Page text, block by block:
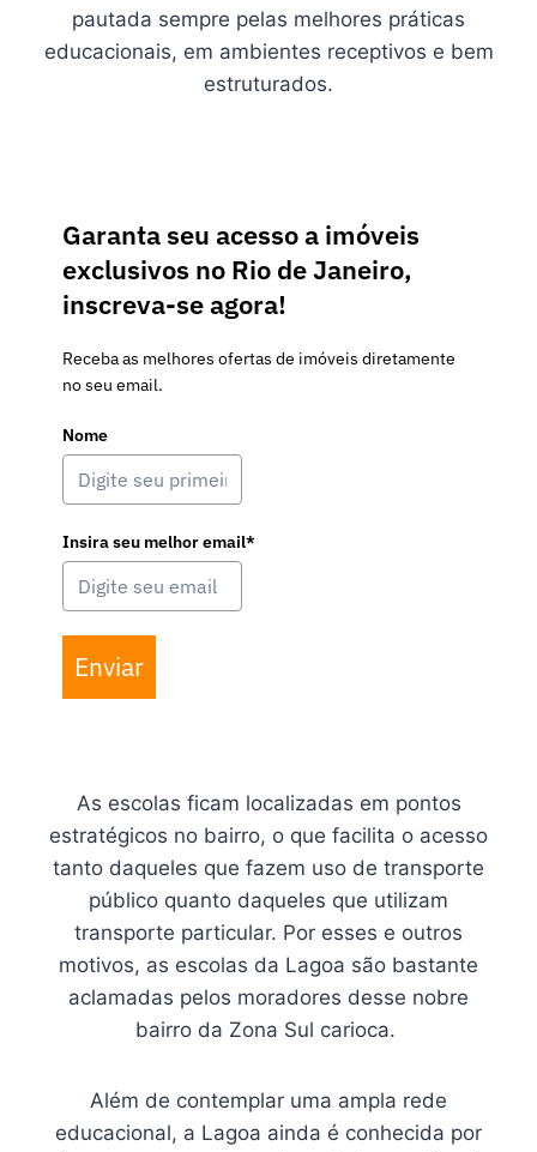
pautada sempre pelas melhores práticas
educacionais, em ambientes receptivos e bem
estruturados.
Garanta seu acesso a imóveis
exclusivos no Rio de Janeiro,
inscreva-se agora!
Receba as melhores ofertas de imóveis diretamente
no seu email.
Nome
Insira seu melhor email*
Enviar
As escolas ficam localizadas em pontos
estratégicos no bairro, o que facilita o acesso
tanto daqueles que fazem uso de transporte
público quanto daqueles que utilizam
transporte particular. Por esses e outros
motivos, as escolas da Lagoa são bastante
aclamadas pelos moradores desse nobre
bairro da Zona Sul carioca.
Além de contemplar uma ampla rede
educacional, a Lagoa ainda é conhecida por